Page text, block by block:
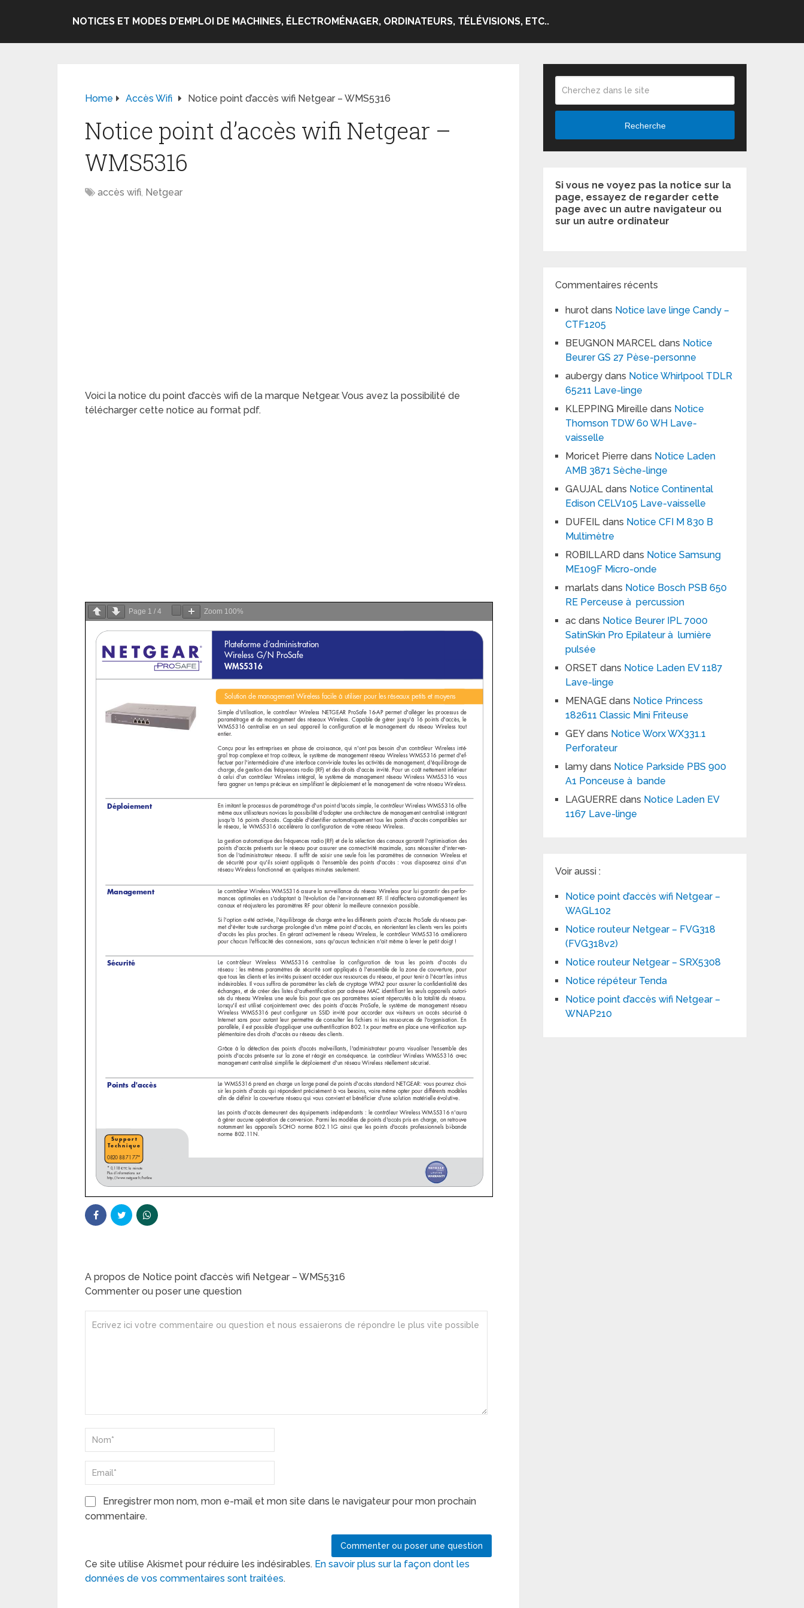
NOTICES ET MODES D’EMPLOI DE MACHINES, ÉLECTROMÉNAGER, ORDINATEURS, TÉLÉVISIONS, ETC..
Home Accès Wifi Notice point d’accès wifi Netgear – WMS5316
Notice point d’accès wifi Netgear –
WMS5316
accès wifi, Netgear
Voici la notice du point d’accès wifi de la marque Netgear. Vous avez la possibilité de
télécharger cette notice au format pdf.
Page 1 / 4 Zoom 100%
A propos de Notice point d’accès wifi Netgear – WMS5316
Commenter ou poser une question
Enregistrer mon nom, mon e-mail et mon site dans le navigateur pour mon prochain
commentaire.
Ce site utilise Akismet pour réduire les indésirables. En savoir plus sur la façon dont les
données de vos commentaires sont traitées.
Recherche
Si vous ne voyez pas la notice sur la
page, essayez de regarder cette
page avec un autre navigateur ou
sur un autre ordinateur
Commentaires récents
hurot dans Notice lave linge Candy –
CTF1205
BEUGNON MARCEL dans Notice
Beurer GS 27 Pèse-personne
aubergy dans Notice Whirlpool TDLR
65211 Lave-linge
KLEPPING Mireille dans Notice
Thomson TDW 60 WH Lave-
vaisselle
Moricet Pierre dans Notice Laden
AMB 3871 Sèche-linge
GAUJAL dans Notice Continental
Edison CELV105 Lave-vaisselle
DUFEIL dans Notice CFI M 830 B
Multimètre
ROBILLARD dans Notice Samsung
ME109F Micro-onde
marlats dans Notice Bosch PSB 650
RE Perceuse à percussion
ac dans Notice Beurer IPL 7000
SatinSkin Pro Epilateur à lumière
pulsée
ORSET dans Notice Laden EV 1187
Lave-linge
MENAGE dans Notice Princess
182611 Classic Mini Friteuse
GEYdans Notice Worx WX331.1
Perforateur
lamy dans Notice Parkside PBS 900
A1 Ponceuse à bande
LAGUERRE dans Notice Laden EV
1167 Lave-linge
Voir aussi :
Notice point d’accès wifi Netgear –
WAGL102
Notice routeur Netgear – FVG318
(FVG318v2)
Notice routeur Netgear – SRX5308
Notice répéteur Tenda
Notice point d’accès wifi Netgear –
WNAP210